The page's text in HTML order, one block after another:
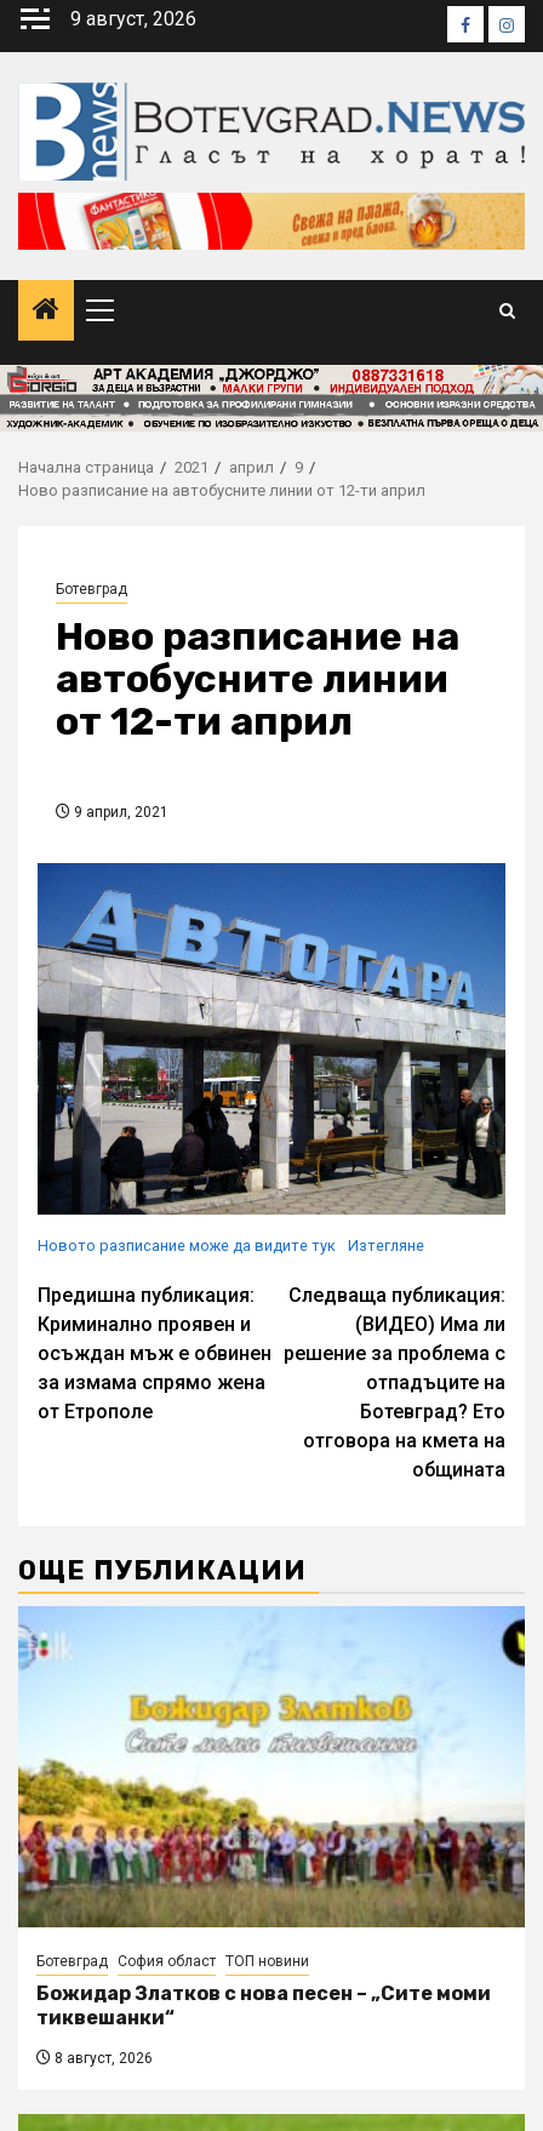
Skip
9 август, 2026 Facebook
Primary
Начална страница 2021 април
9
Ново разписание на автобусните линии от 12-ти април
Ботевград
Ново разписание на
автобусните линии
от 12-ти април
9 април, 2021
Новото разписание може да видите тук Изтегляне
Continue
Reading
Предишна публикация:
Криминално проявен и
осъждан мъж е обвинен
за измама спрямо жена
от Етрополе
Следваща публикация:
(ВИДЕО) Има ли
решение за проблема с
отпадъците на
Ботевград? Ето
отговора на кмета на
общината
ОЩЕ ПУБЛИКАЦИИ
Ботевград София област ТОП новини
Божидар Златков с нова песен – „Сите моми
тиквешанки“
8 август, 2026